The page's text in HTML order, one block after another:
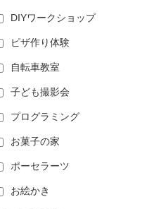
DIYワークショップ
ピザ作り体験
自転車教室
子ども撮影会
プログラミング
お菓子の家
ポーセラーツ
お絵かき